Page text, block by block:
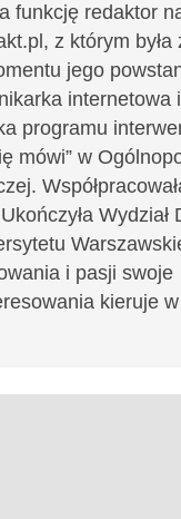
funkcję redaktor
z którym była
jego
internetowa
programu
mówi” w
Wydział
i pasji swoje
kieruje